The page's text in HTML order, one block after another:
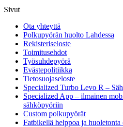
Sivut
Ota yhteyttä
Polkupyörän huolto Lahdessa
Rekisteriseloste
Toimitusehdot
Työsuhdepyörä
Evästepolitiikka
Tietosuojaseloste
Specialized Turbo Levo R –
Specialized App – ilmainen
sähköpyöriin
Custom polkupyörät
Fatbikellä helppoa ja huoletonta